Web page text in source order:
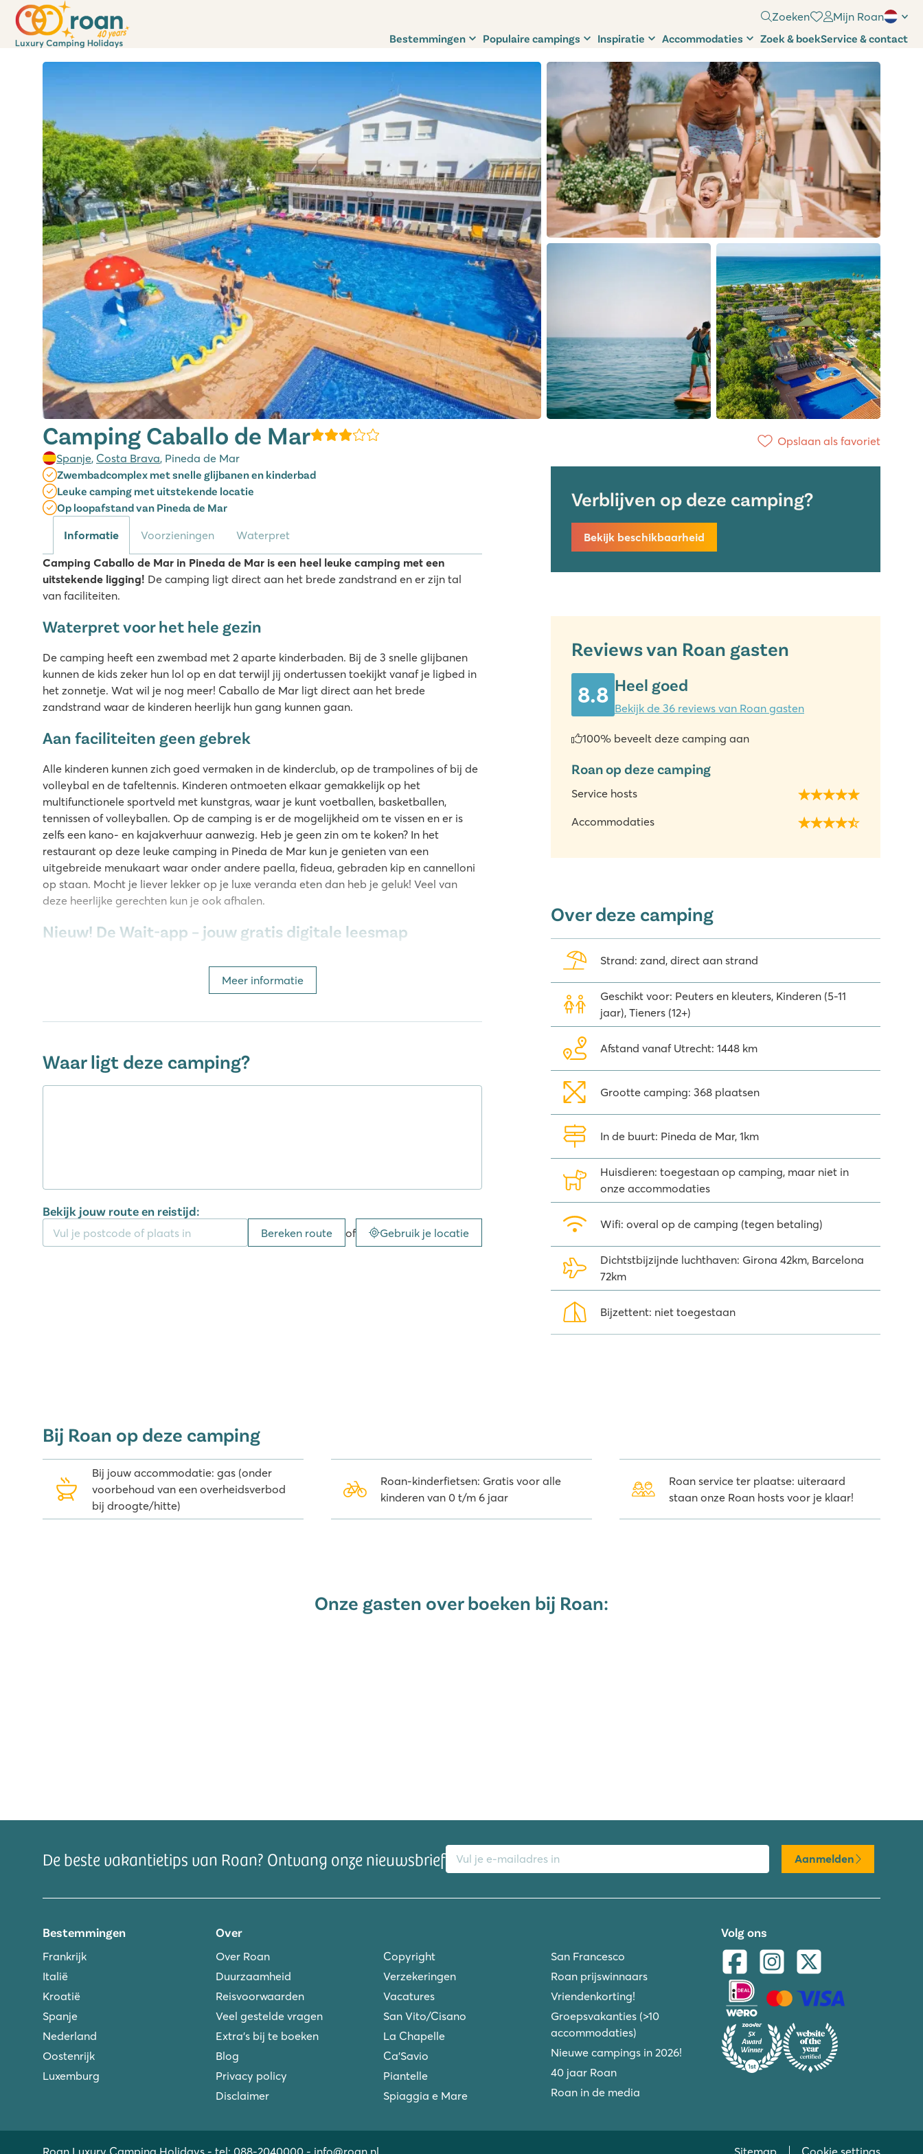
Zoeken Mijn Roan
Bestemmingen Populaire campings Inspiratie Accommodaties Zoek & boekService & contact
Camping Caballo de Mar
Spanje, Costa Brava, Pineda de Mar
Opslaan als favoriet
Verblijven op deze camping?
Bekijk beschikbaarheid
Reviews van Roan gasten
8.8 Heel goed
Bekijk de 36 reviews van Roan gasten
100% beveelt deze camping aan
Roan op deze camping
Service hosts
Accommodaties
Zwembadcomplex met snelle glijbanen en kinderbad
Leuke camping met uitstekende locatie
Op loopafstand van Pineda de Mar
Informatie Voorzieningen
Waterpret
Camping Caballo de Mar in Pineda de Mar is een heel leuke camping met een
uitstekende ligging! De camping ligt direct aan het brede zandstrand en er zijn tal
van faciliteiten.
Waterpret voor het hele gezin
De camping heeft een zwembad met 2 aparte kinderbaden. Bij de 3 snelle glijbanen
kunnen de kids zeker hun lol op en dat terwijl jij ondertussen toekijkt vanaf je ligbed in
het zonnetje. Wat wil je nog meer! Caballo de Mar ligt direct aan het brede
zandstrand waar de kinderen heerlijk hun gang kunnen gaan.
Aan faciliteiten geen gebrek
Alle kinderen kunnen zich goed vermaken in de kinderclub, op de trampolines of bij de
volleybal en de tafeltennis. Kinderen ontmoeten elkaar gemakkelijk op het
multifunctionele sportveld met kunstgras, waar je kunt voetballen, basketballen,
tennissen of volleyballen. Op de camping is er de mogelijkheid om te vissen en er is
zelfs een kano- en kajakverhuur aanwezig. Heb je geen zin om te koken? In het
restaurant op deze leuke camping in Pineda de Mar kun je genieten van een
uitgebreide menukaart waar onder andere paella, fideua, gebraden kip en cannelloni
op staan. Mocht je liever lekker op je luxe veranda eten dan heb je geluk! Veel van
deze heerlijke gerechten kun je ook afhalen.
Nieuw! De Wait-app – jouw gratis digitale leesmap
boeken en luisterverhalen op je eigen tablet of telefoon. De gratis
Het levendige Pineda de Mar op loopafstand
Na een heerlijk dagje genieten van de Spaanse zon loop je in enkele minuten naar de
levendige boulevard van Pineda de Mar. Een charmant stadje wat van oorsprong een
vissersdorpje is. De pittoreske elementen zijn hier nog steeds te bewonderen. Tip:
Meer informatie
Waar ligt deze camping?
Bekijk jouw route en reistijd:
Bereken route of Gebruik je locatie
Over deze camping
Strand: zand, direct aan strand
Geschikt voor: Peuters en kleuters, Kinderen (5-11
jaar), Tieners (12+)
Afstand vanaf Utrecht: 1448 km
Grootte camping: 368 plaatsen
In de buurt: Pineda de Mar, 1km
Huisdieren: toegestaan op camping, maar niet in
onze accommodaties
Wifi: overal op de camping (tegen betaling)
Dichtstbijzijnde luchthaven: Girona 42km, Barcelona
72km
Bijzettent: niet toegestaan
Bij Roan op deze camping
Bij jouw accommodatie: gas (onder
voorbehoud van een overheidsverbod
bij droogte/hitte)
Roan-kinderfietsen: Gratis voor alle
kinderen van 0 t/m 6 jaar
Roan service ter plaatse: uiteraard
staan onze Roan hosts voor je klaar!
Onze gasten over boeken bij Roan:
De beste vakantietips van Roan? Ontvang onze nieuwsbrief
E-mailadres
Aanmelden
Bestemmingen
Frankrijk
Italië
Kroatië
Spanje
Nederland
Oostenrijk
Luxemburg
Over
Over Roan
Duurzaamheid
Reisvoorwaarden
Veel gestelde vragen
Extra's bij te boeken
Blog
Privacy policy
Disclaimer
Copyright
Verzekeringen
Vacatures
San Vito/Cisano
La Chapelle
Ca'Savio
Piantelle
Spiaggia e Mare
San Francesco
Roan prijswinnaars
Vriendenkorting!
Groepsvakanties (>10
accommodaties)
Nieuwe campings in 2026!
40 jaar Roan
Roan in de media
Volg ons
Roan Luxury Camping Holidays - tel: 088-2040000 - info@roan.nl Sitemap Cookie settings